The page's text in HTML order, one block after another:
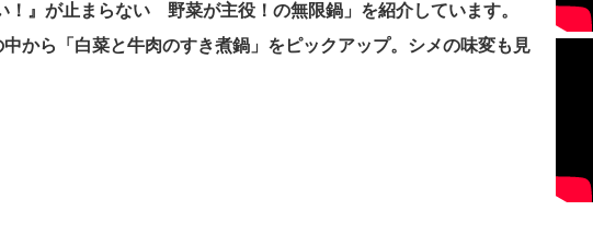
！』が止まらない 野菜が主役！の無限鍋」を紹介しています。
から「白菜と牛肉のすき煮鍋」をピックアップ。シメの味変も見